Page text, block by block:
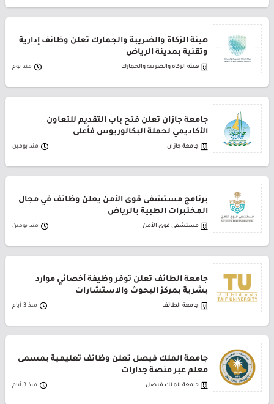
هيئة الزكاة والضريبة والجمارك تعلن وظائف إدارية
وتقنية بمدينة الرياض
هيئة الزكاة والضريبة والجمارك منذ يوم
جامعة جازان تعلن فتح باب التقديم للتعاون
الأكاديمي لحملة البكالوريوس فأعلى
جامعة جازان منذ يومين
برنامج مستشفى قوى الأمن يعلن وظائف في مجال
المختبرات الطبية بالرياض
مستشفى قوى الأمن منذ يومين
جامعة الطائف تعلن توفر وظيفة أخصائي موارد
بشرية بمركز البحوث والاستشارات
جامعة الطائف منذ 3 أيام
جامعة الملك فيصل تعلن وظائف تعليمية بمسمى
معلم عبر منصة جدارات
جامعة الملك فيصل منذ 3 أيام